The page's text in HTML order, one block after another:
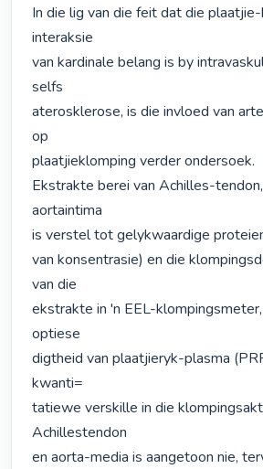
In die lig van die feit dat die
interaksie
van kardinale belang is by
selfs
aterosklerose, is die invloed van
op
plaatjieklomping verder ondersoek.
Ekstrakte berei van Achilles-
aortaintima
is verstel tot gelykwaardige
van konsentrasie) en die
van die
ekstrakte in 'n EEL-
optiese
digtheid van plaatjieryk-plasma
kwanti=
tatiewe verskille in die
Achillestendon
en aorta-media is aangetoon nie,